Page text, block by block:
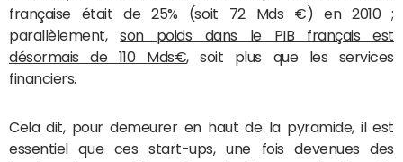
française était de 25% (soit 72 Mds €) en 2010 ;
parallèlement,son poids dans le PIB français est
désormais de 110 Mds€, soit plus que les services
financiers.
Cela dit, pour demeurer en haut de la pyramide, il est
essentiel que ces start-ups, une fois devenues des